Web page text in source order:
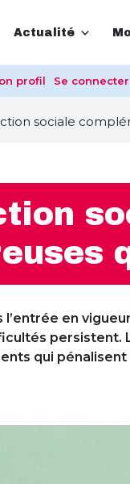
Actualité
profil Se connecter
sociale
l’entrée en
persistent.
qui pénalisent